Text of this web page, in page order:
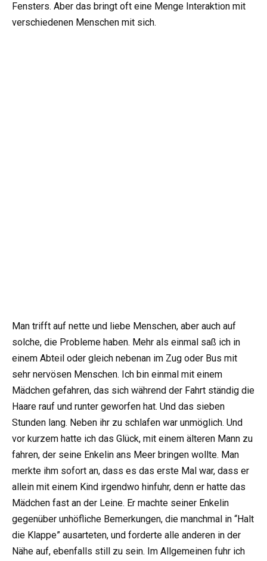
Fensters. Aber das bringt oft eine Menge Interaktion mit
verschiedenen Menschen mit sich.
Man trifft auf nette und liebe Menschen, aber auch auf
solche, die Probleme haben. Mehr als einmal saß ich in
einem Abteil oder gleich nebenan im Zug oder Bus mit
sehr nervösen Menschen. Ich bin einmal mit einem
Mädchen gefahren, das sich während der Fahrt ständig die
Haare rauf und runter geworfen hat. Und das sieben
Stunden lang. Neben ihr zu schlafen war unmöglich. Und
vor kurzem hatte ich das Glück, mit einem älteren Mann zu
fahren, der seine Enkelin ans Meer bringen wollte. Man
merkte ihm sofort an, dass es das erste Mal war, dass er
allein mit einem Kind irgendwo hinfuhr, denn er hatte das
Mädchen fast an der Leine. Er machte seiner Enkelin
gegenüber unhöfliche Bemerkungen, die manchmal in “Halt
die Klappe” ausarteten, und forderte alle anderen in der
Nähe auf, ebenfalls still zu sein. Im Allgemeinen fuhr ich